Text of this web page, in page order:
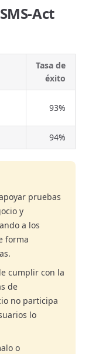
Act
Tasa de
éxito
93%
94%
pruebas
y
a los
forma
cumplir con la
de
no participa
lo
o